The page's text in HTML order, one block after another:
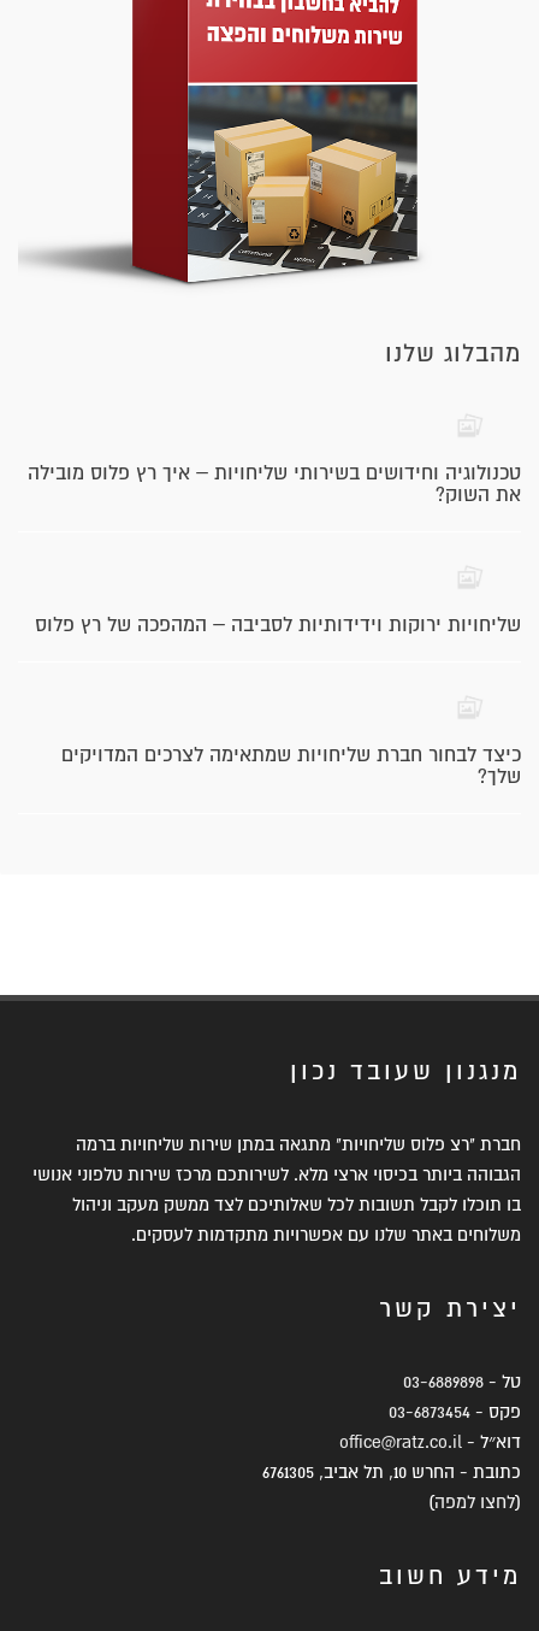
מהבלוג שלנו
טכנולוגיה וחידושים בשירותי שליחויות – איך רץ פלוס מובילה
את השוק?
שליחויות ירוקות וידידותיות לסביבה – המהפכה של רץ פלוס
כיצד לבחור חברת שליחויות שמתאימה לצרכים המדויקים
שלך?
מנגנון שעובד נכון
חברת "רצ פלוס שליחויות" מתגאה במתן שירות שליחויות ברמה
הגבוהה ביותר בכיסוי ארצי מלא. לשירותכם מרכז שירות טלפוני אנושי
בו תוכלו לקבל תשובות לכל שאלותיכם לצד ממשק מעקב וניהול
משלוחים באתר שלנו עם אפשרויות מתקדמות לעסקים.
יצירת קשר
טל - 03-6889898
פקס - 03-6873454
דוא״ל - office@ratz.co.il
כתובת - החרש 10, תל אביב, 6761305
(לחצו למפה)
מידע חשוב